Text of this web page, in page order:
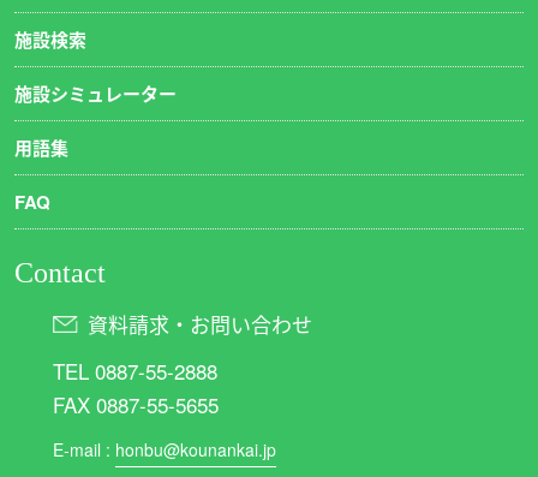
施設検索
施設シミュレーター
用語集
FAQ
Contact
資料請求・お問い合わせ
TEL 0887-55-2888
FAX 0887-55-5655
E-mail : honbu@kounankai.jp